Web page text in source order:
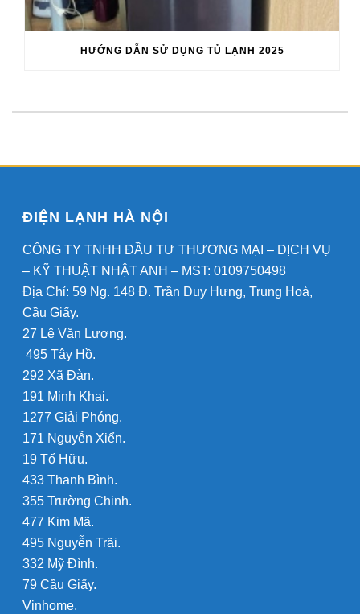
HƯỚNG DẪN SỬ DỤNG TỦ LẠNH 2025
ĐIỆN LẠNH HÀ NỘI
CÔNG TY TNHH ĐẦU TƯ THƯƠNG MẠI – DỊCH VỤ
– KỸ THUẬT NHẬT ANH – MST: 0109750498
Địa Chỉ: 59 Ng. 148 Đ. Trần Duy Hưng, Trung Hoà,
Cầu Giấy.
27 Lê Văn Lương.
495 Tây Hồ.
292 Xã Đàn.
191 Minh Khai.
1277 Giải Phóng.
171 Nguyễn Xiển.
19 Tố Hữu.
433 Thanh Bình.
355 Trường Chinh.
477 Kim Mã.
495 Nguyễn Trãi.
332 Mỹ Đình.
79 Cầu Giấy.
Vinhome.